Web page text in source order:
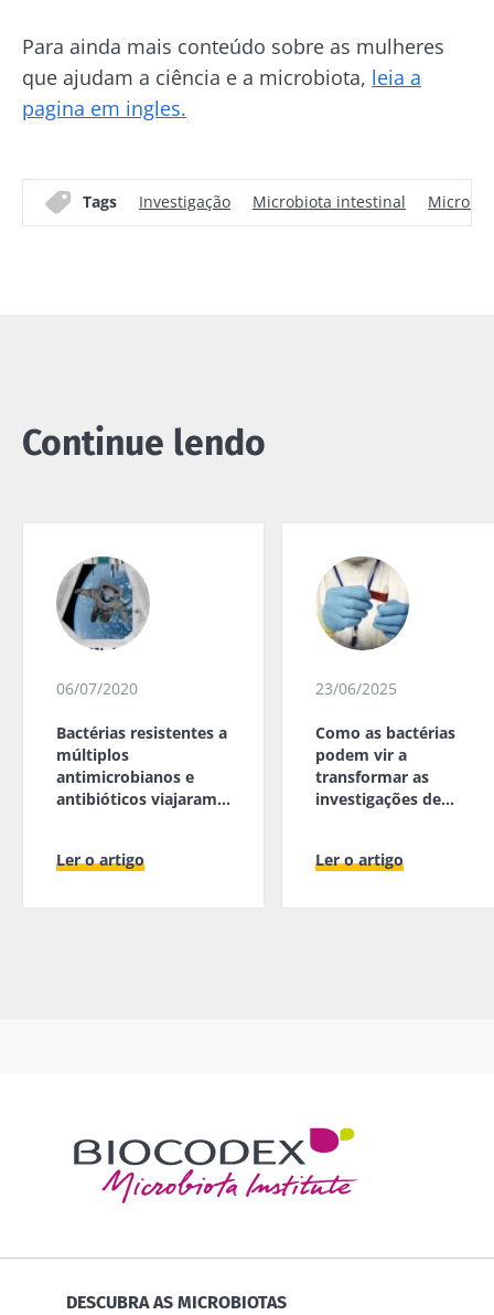
Para ainda mais conteúdo sobre as mulheres
que ajudam a ciência e a microbiota, leia a
pagina em ingles.
Tags Investigação Microbiota intestinal
Continue lendo
06/07/2020
Bactérias resistentes a
múltiplos
antimicrobianos e
antibióticos viajaram
Ler o artigo
23/06/2025
Como as bactérias
podem vir a
transformar as
investigações de
Ler o artigo
DESCUBRA AS MICROBIOTAS